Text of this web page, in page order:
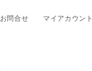
お問合せ マイアカウント